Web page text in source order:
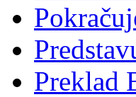
Preklad